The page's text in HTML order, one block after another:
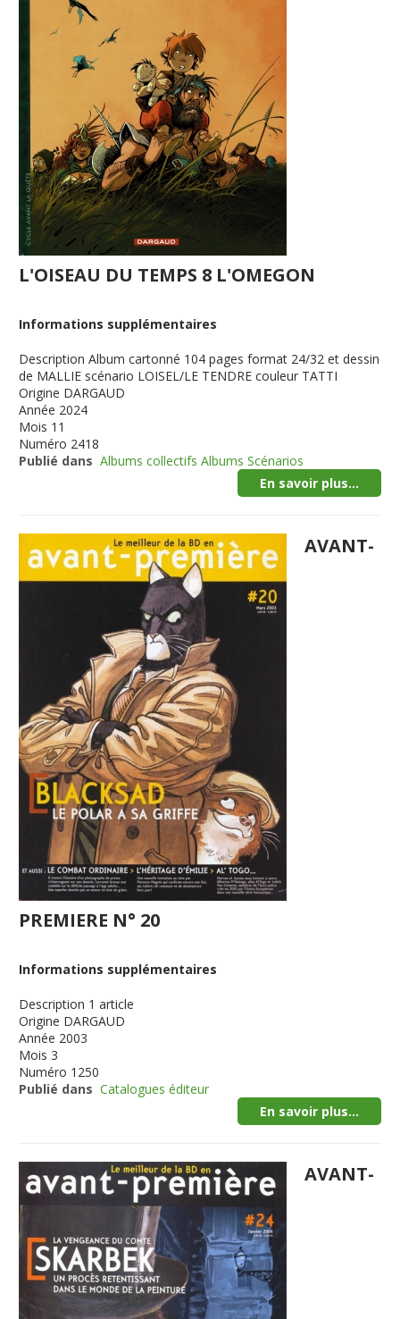
L'OISEAU DU TEMPS 8 L'OMEGON
Informations supplémentaires
Description Album cartonné 104 pages format 24/32 et dessin
de MALLIE scénario LOISEL/LE TENDRE couleur TATTI
Origine DARGAUD
Année 2024
Mois 11
Numéro 2418
Publié dans Albums collectifs Albums Scénarios
En savoir plus...
AVANT-
PREMIERE N° 20
Informations supplémentaires
Description 1 article
Origine DARGAUD
Année 2003
Mois 3
Numéro 1250
Publié dans Catalogues éditeur
En savoir plus...
AVANT-